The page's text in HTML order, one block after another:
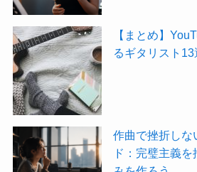
【まとめ】
るギタリスト13
作曲で挫折しな
ド：完璧主義